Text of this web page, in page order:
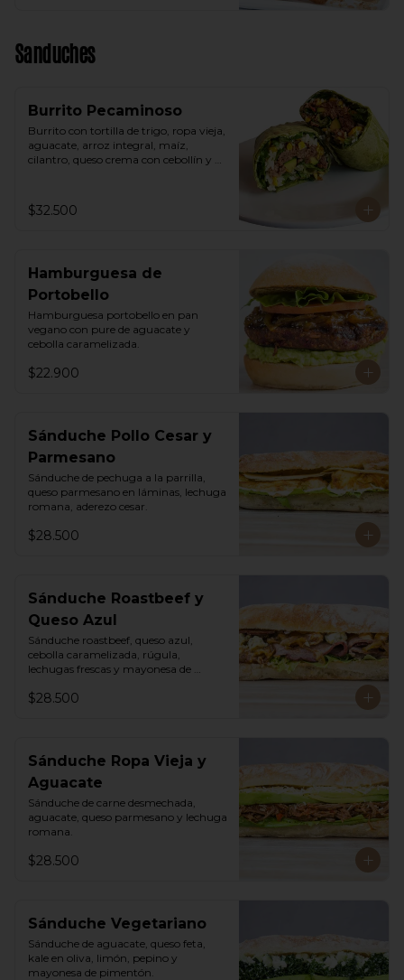
Sanduches
Burrito Pecaminoso
Burrito con tortilla de trigo, ropa vieja,
aguacate, arroz integral, maíz,
cilantro, queso crema con cebollín y
$32.500
Hamburguesa de
Portobello
Hamburguesa portobello en pan
vegano con pure de aguacate y
cebolla caramelizada.
$22.900
Sánduche Pollo Cesar y
Parmesano
Sánduche de pechuga a la parrilla,
queso parmesano en láminas, lechuga
romana, aderezo cesar.
$28.500
Sánduche Roastbeef y
Queso Azul
Sánduche roastbeef, queso azul,
cebolla caramelizada, rúgula,
lechugas frescas y mayonesa de
$28.500
Sánduche Ropa Vieja y
Aguacate
Sánduche de carne desmechada,
aguacate, queso parmesano y lechuga
romana.
$28.500
Sánduche Vegetariano
Sánduche de aguacate, queso feta,
kale en oliva, limón, pepino y
mayonesa de pimentón.